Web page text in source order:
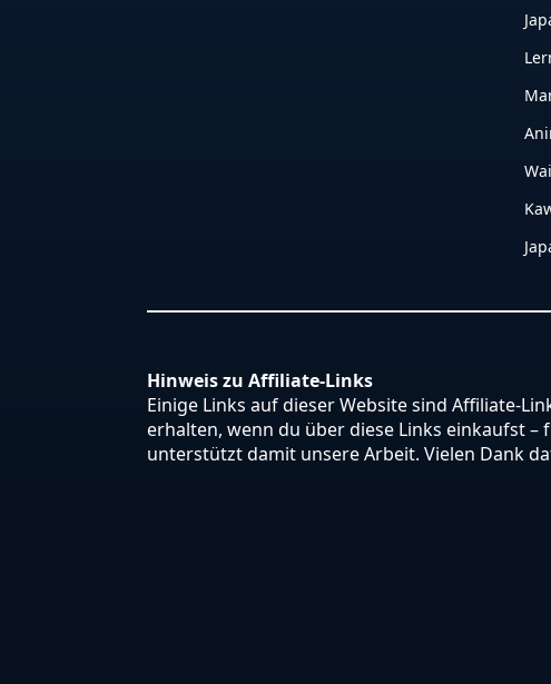
Hinweis zu Affiliate-Links
Einige Links auf dieser Website sind Affiliate-
erhalten, wenn du über diese Links einkaufst –
unterstützt damit unsere Arbeit. Vielen Dank